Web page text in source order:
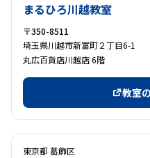
まるひろ川越教室
〒350-8511
埼玉県川越市新富町２丁目6-1
丸広百貨店川越店 6階
教室
東京都 葛飾区